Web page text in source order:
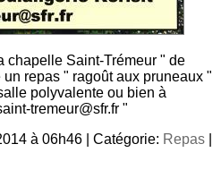
chapelle Saint-Trémeur " de
repas " ragoût aux pruneaux "
polyvalente ou bien à
tremeur@sfr.fr "
à 06h46 | Catégorie: Repas